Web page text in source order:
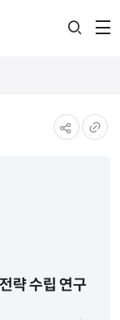
략 수립 연구